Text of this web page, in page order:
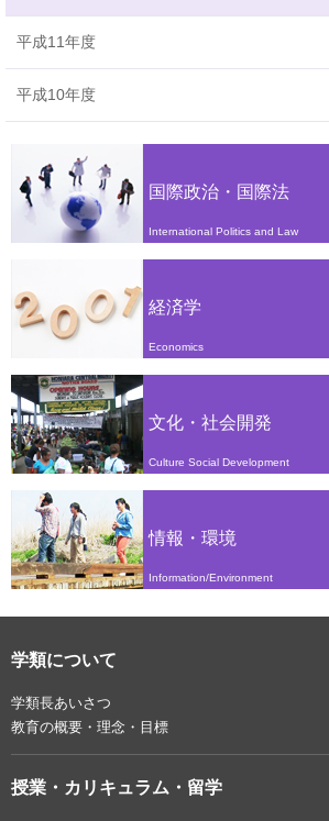
平成11年度
平成10年度
国際政治・国際法
International Politics and Law
経済学
Economics
文化・社会開発
Culture Social Development
情報・環境
Information/Environment
学類について
学類長あいさつ
教育の概要・理念・目標
授業・カリキュラム・留学